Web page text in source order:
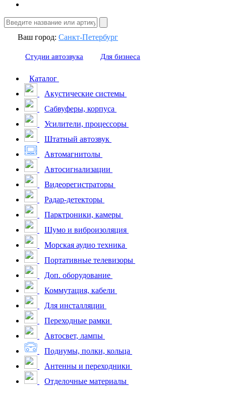
Ваш город: Санкт-Петербург
Студии автозвука Для бизнеса
Каталог
Акустические системы
Сабвуферы, корпуса
Усилители, процессоры
Штатный автозвук
Автомагнитолы
Автосигнализации
Видеорегистраторы
Радар-детекторы
Парктроники, камеры
Шумо и виброизоляция
Морская аудио техника
Портативные телевизоры
Доп. оборудование
Коммутация, кабели
Для инсталляции
Переходные рамки
Автосвет, лампы
Подиумы, полки, кольца
Антенны и переходники
Отделочные материалы